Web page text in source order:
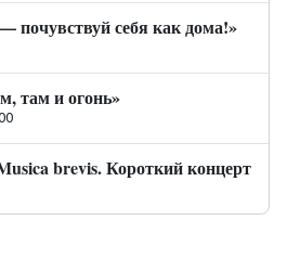
почувствуй себя как дома!»
там и огонь»
brevis. Короткий концерт